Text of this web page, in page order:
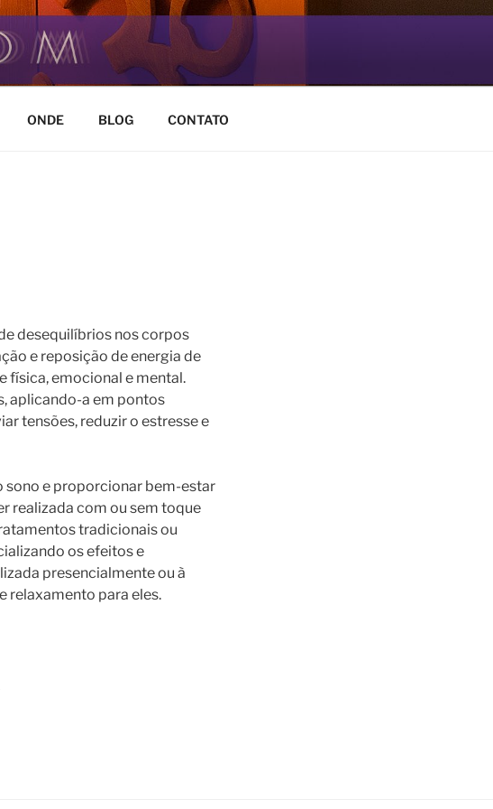
ONDE BLOG CONTATO
desequilíbrios nos corpos
e reposição de energia de
física, emocional e mental.
aplicando-a em pontos
tensões, reduzir o estresse e
sono e proporcionar bem-estar
realizada com ou sem toque
tradicionais ou
os efeitos e
presencialmente ou à
relaxamento para eles.